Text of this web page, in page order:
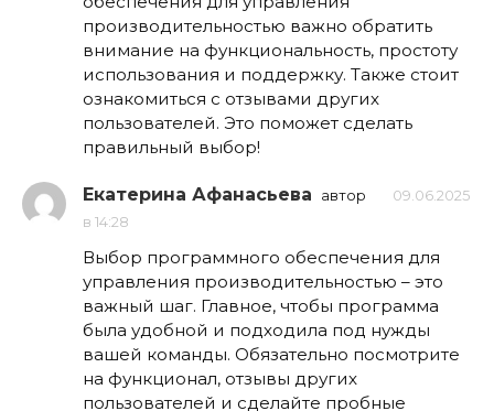
производительностью важно обратить
внимание на функциональность, простоту
использования и поддержку. Также стоит
ознакомиться с отзывами других
пользователей. Это поможет сделать
правильный выбор!
Екатерина Афанасьева автор
09.06.2025
в 14:28
Выбор программного обеспечения для
управления производительностью – это
важный шаг. Главное, чтобы программа
была удобной и подходила под нужды
вашей команды. Обязательно посмотрите
на функционал, отзывы других
пользователей и сделайте пробные